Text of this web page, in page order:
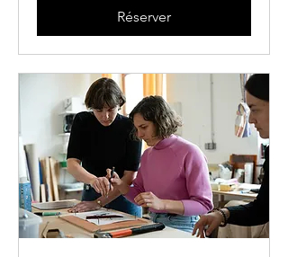
Réserver